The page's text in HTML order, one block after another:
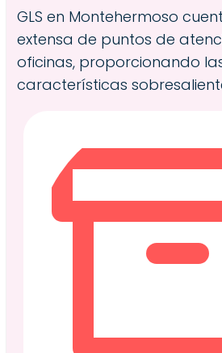
GLS en Montehermoso
extensa de puntos de
oficinas, proporcionando
características